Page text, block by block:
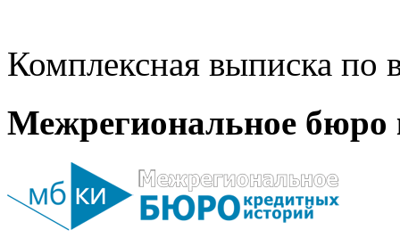
Комплексная выписка
Межрегиональное бюро